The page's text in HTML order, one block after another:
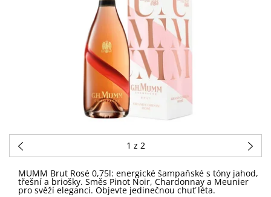
1 z 2
MUMM Brut Rosé 0,75l: energické šampaňské s tóny jahod,
třešní a briošky. Směs Pinot Noir, Chardonnay a Meunier
pro svěží eleganci. Objevte jedinečnou chuť léta.